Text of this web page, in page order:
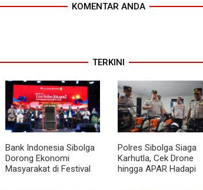
KOMENTAR ANDA
TERKINI
Bank Indonesia Sibolga
Dorong Ekonomi
Masyarakat di Festival
Polres Sibolga Siaga
Karhutla, Cek Drone
hingga APAR Hadapi